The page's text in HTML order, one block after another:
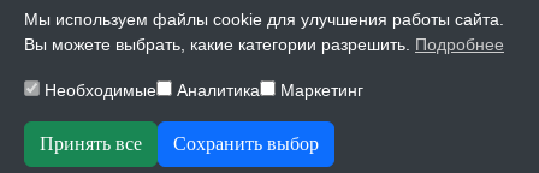
Спорт
Происшествия
Скандалы
Мы используем файлы cookie для улучшения работы сайта.
Вы можете выбрать, какие категории разрешить. Подробнее
Необходимые Аналитика Маркетинг
Принять все Сохранить выбор